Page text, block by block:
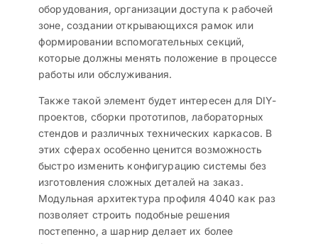
оборудования, организации доступа к рабочей
зоне, создании открывающихся рамок или
формировании вспомогательных секций,
которые должны менять положение в процессе
работы или обслуживания.
Также такой элемент будет интересен для DIY-
проектов, сборки прототипов, лабораторных
стендов и различных технических каркасов. В
этих сферах особенно ценится возможность
быстро изменить конфигурацию системы без
изготовления сложных деталей на заказ.
Модульная архитектура профиля 4040 как раз
позволяет строить подобные решения
постепенно, а шарнир делает их более